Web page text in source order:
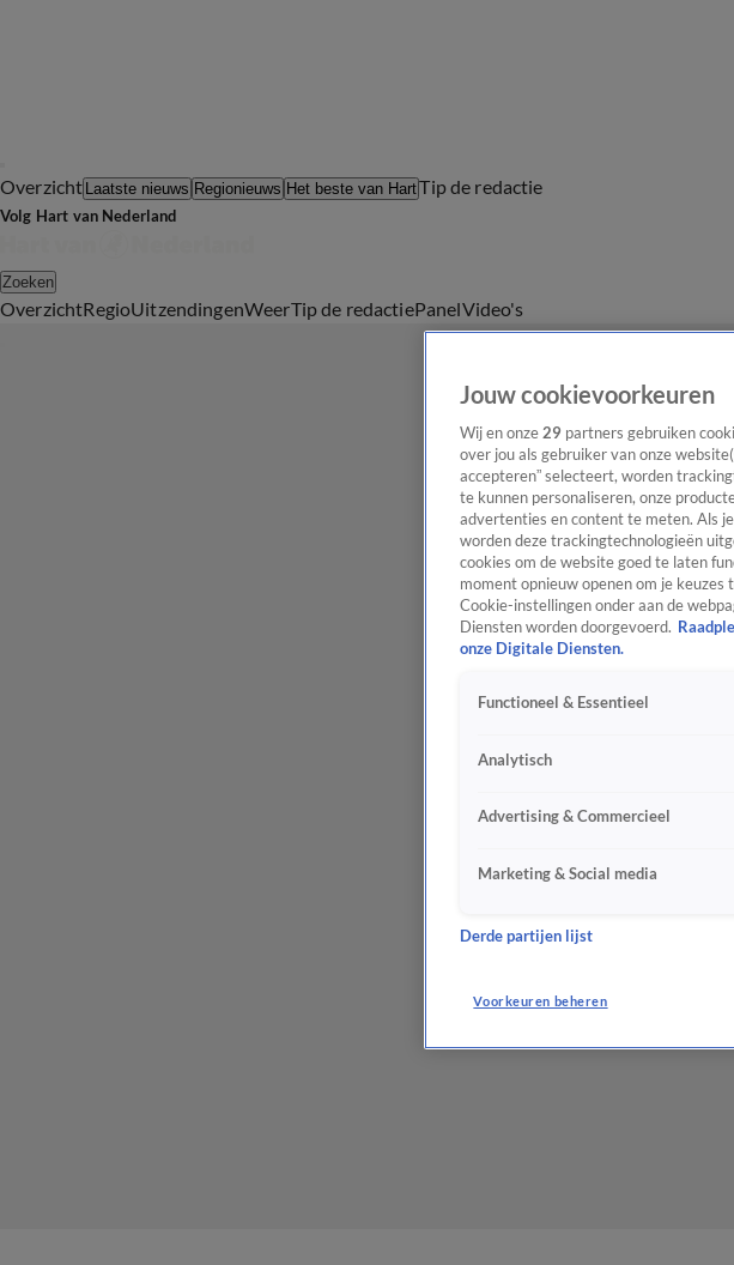
Overzicht Laatste nieuws Regionieuws Het beste van HartTip de redactie
Volg Hart van Nederland
Zoeken
OverzichtRegioUitzendingenWeerTip de redactiePanelVideo's
Jouw cookievoorkeuren
Wij en onze 29 partners gebruiken
over jou als gebruiker van onze
accepteren” selecteert, worden
te kunnen personaliseren, onze
advertenties en content te meten. Als
worden deze trackingtechnologieën
cookies om de website goed te laten
moment opnieuw openen om je
Cookie-instellingen onder aan de
Diensten worden doorgevoerd.
onze Digitale Diensten.
Functioneel & Essentieel
Analytisch
Advertising & Commercieel
Marketing & Social media
Derde partijen lijst
Voorkeuren beheren